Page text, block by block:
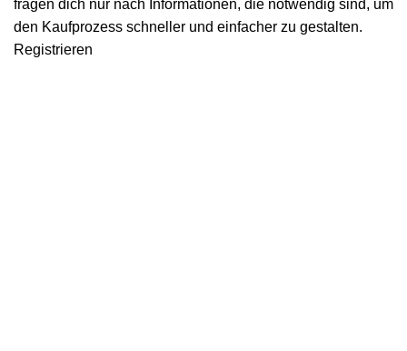
fragen dich nur nach Informationen, die notwendig sind, um
den Kaufprozess schneller und einfacher zu gestalten.
Registrieren